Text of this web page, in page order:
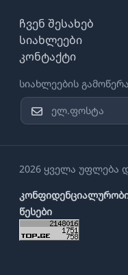
ჩვენ შესახებ
სიახლეები
კონტაქტი
სიახლეების გამოწერა
2026 ყველა უფლება
წესები